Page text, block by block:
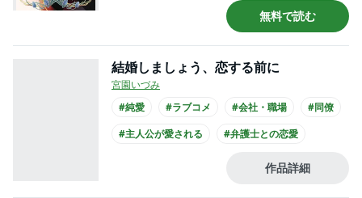
#クール男子
#長身男子 #黒髪男子
無料で読む
結婚しましょう、恋する前に
宮園いづみ
#純愛
#ラブコメ #会社・職場
#同僚
#主人公が愛される
#弁護士との恋愛
#主人公が会社員 #スーツ
作品詳細